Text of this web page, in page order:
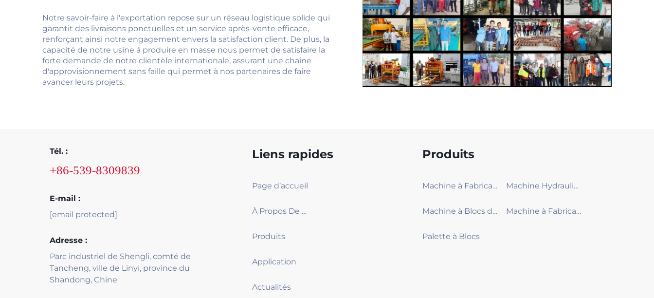
Notre savoir-faire à l'exportation repose sur un réseau logistique solide qui
garantit des livraisons ponctuelles et un service après-vente efficace,
renforçant ainsi notre engagement envers la satisfaction client. De plus, la
capacité de notre usine à produire en masse nous permet de satisfaire la
forte demande de notre clientèle internationale, assurant une chaîne
d'approvisionnement sans faille qui permet à nos partenaires de faire
avancer leurs projets.
Tél. :
+86-539-8309839
E-mail :
[email protected]
Adresse :
Parc industriel de Shengli, comté de
Tancheng, ville de Linyi, province du
Shandong, Chine
Liens rapides
Page d’accueil
À Propos De Nous
Produits
Application
Actualités
Produits
Machine à Fabrication de Blocs Moyenne Machine Hydraulique à Blocs de Béton de Plus Grande Capacité
Machine à Blocs de Béton Petite Machine à Fabrication de Briques en Terre Comprimée
Palette à Blocs